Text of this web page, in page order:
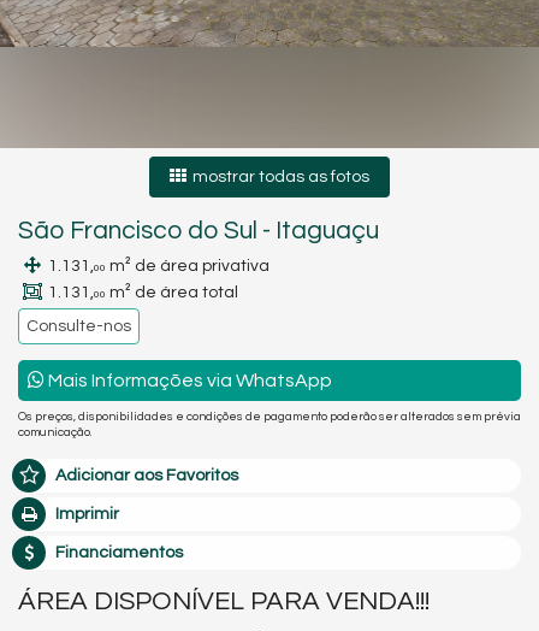
mostrar todas as fotos
São Francisco do Sul - Itaguaçu
1.131,00 m² de área privativa
1.131,00 m² de área total
Consulte-nos
Mais Informações via WhatsApp
Os preços, disponibilidades e condições de pagamento poderão ser alterados sem prévia
comunicação.
Adicionar aos Favoritos
Imprimir
Financiamentos
ÁREA DISPONÍVEL PARA VENDA!!!